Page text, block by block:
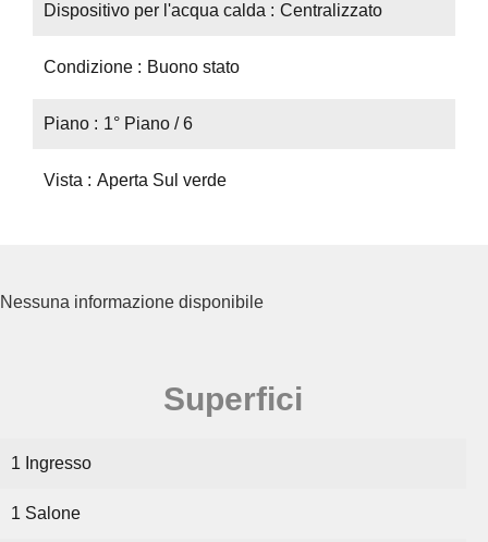
Dispositivo per l'acqua calda Centralizzato
Condizione Buono stato
Piano 1° Piano / 6
Vista Aperta Sul verde
Nessuna informazione disponibile
Superfici
1 Ingresso
1 Salone